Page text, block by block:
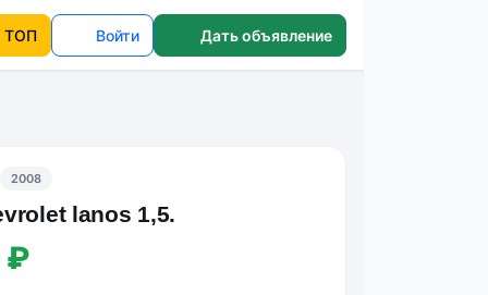
ТОП Войти Дать объявление
2008
lanos 1,5.
₽